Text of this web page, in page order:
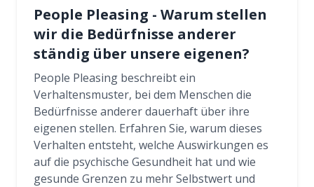
People Pleasing - Warum stellen
wir die Bedürfnisse anderer
ständig über unsere eigenen?
People Pleasing beschreibt ein
Verhaltensmuster, bei dem Menschen die
Bedürfnisse anderer dauerhaft über ihre
eigenen stellen. Erfahren Sie, warum dieses
Verhalten entsteht, welche Auswirkungen es
auf die psychische Gesundheit hat und wie
gesunde Grenzen zu mehr Selbstwert und